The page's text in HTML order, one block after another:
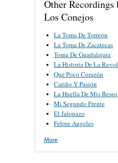
Other Recordings
Los Conejos
La Toma De Torreón
La Toma De Zacatecas
Toma De Guadalajara
La Historia De La
Que Poco Corazón
Cariño Y Pasión
La Huella De Mis Besos
Mi Segundo Frente
El Jalonazo
Felipe Angeles
More